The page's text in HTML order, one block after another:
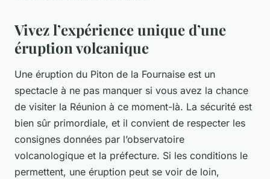
Vivez l’expérience unique d’une
éruption volcanique
Une éruption du Piton de la Fournaise est un
spectacle à ne pas manquer si vous avez la chance
de visiter la Réunion à ce moment-là. La sécurité est
bien sûr primordiale, et il convient de respecter les
consignes données par l’observatoire
volcanologique et la préfecture. Si les conditions le
permettent, une éruption peut se voir de loin,